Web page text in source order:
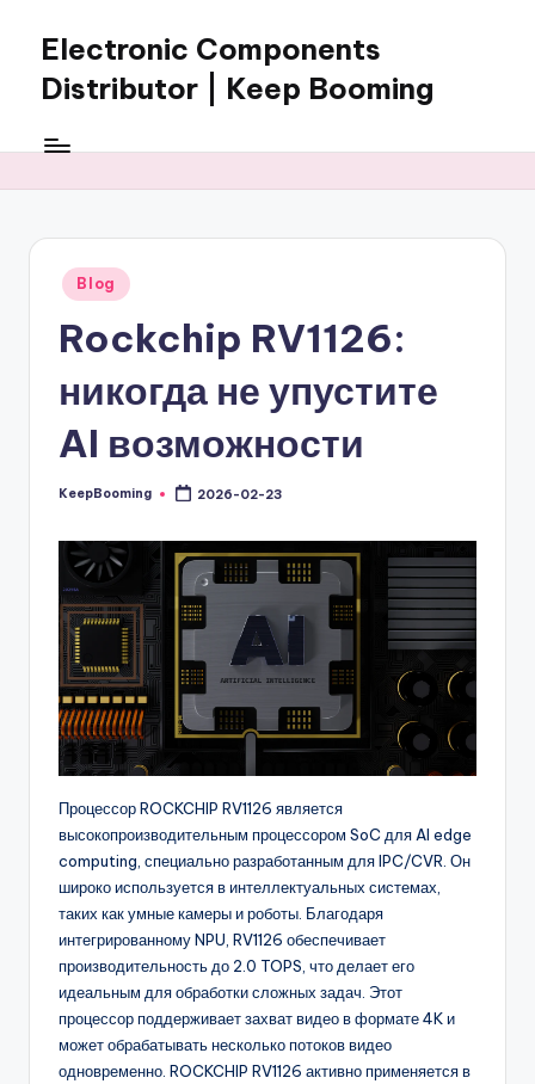
content
Electronic Components
Distributor | Keep Booming
Booming
components,
connectors,
ICs,
and
sourcing
support
for
buyers.
Posted
in
Blog
Rockchip RV1126:
никогда не упустите
AI возможности
Posted
KeepBooming 2026-02-23
Процессор ROCKCHIP RV1126 является
высокопроизводительным процессором SoC для AI edge
computing, специально разработанным для IPC/CVR. Он
широко используется в интеллектуальных системах,
таких как умные камеры и роботы. Благодаря
интегрированному NPU, RV1126 обеспечивает
производительность до 2.0 TOPS, что делает его
идеальным для обработки сложных задач. Этот
процессор поддерживает захват видео в формате 4K и
может обрабатывать несколько потоков видео
одновременно. ROCKCHIP RV1126 активно применяется в